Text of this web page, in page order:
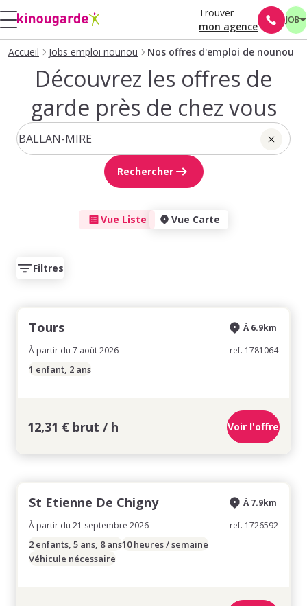
Trouver
mon agence
JOB
Accueil Jobs emploi nounou Nos offres d'emploi de nounou
Découvrez les offres de
garde près de chez vous
Rechercher
Vue Liste Vue Carte
Filtres
Tours
À partir du 7 août 2026
À 6.9km
ref. 1781064
1 enfant, 2 ans
12,31 € brut / h Voir l'offre
St Etienne De Chigny
À partir du 21 septembre 2026
À 7.9km
ref. 1726592
2 enfants, 5 ans, 8 ans10 heures / semaine
Véhicule nécessaire